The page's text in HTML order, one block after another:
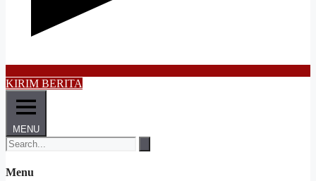
KIRIM BERITA
MENU
Menu